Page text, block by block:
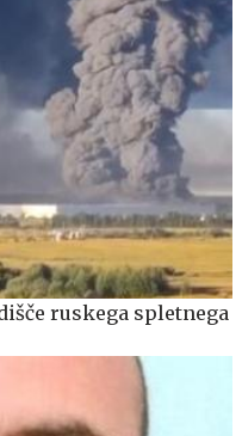
ruskega spletnega